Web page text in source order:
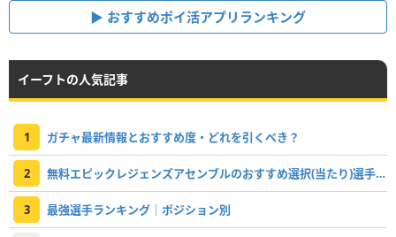
おすすめポイ活アプリランキング
イーフトの人気記事
1 ガチャ最新情報とおすすめ度・どれを引くべき？
2 無料エピックレジェンズアセンブルのおすすめ選択(当たり)選手ランキングと引き方
3 最強選手ランキング｜ポジション別